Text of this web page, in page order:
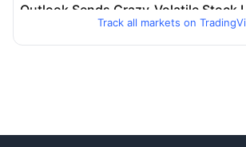
Track all markets on